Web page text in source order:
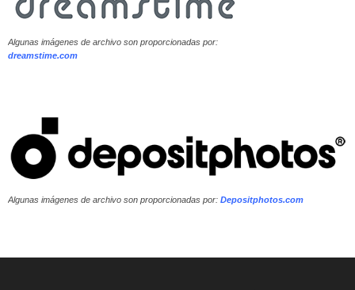
Algunas imágenes de archivo son proporcionadas por:
dreamstime.com
Algunas imágenes de archivo son proporcionadas por: Depositphotos.com